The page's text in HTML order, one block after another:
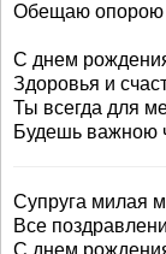
Обещаю опорою
С днем
Здоровья и
Ты всегда для
Будешь важною
Супруга милая
Все
С днем